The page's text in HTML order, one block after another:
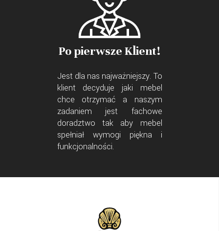
Po pierwsze Klient!
Jest dla nas najważniejszy. To
klient decyduje jaki mebel
chce otrzymać a naszym
zadaniem jest fachowe
doradztwo tak aby mebel
spełniał wymogi piękna i
funkcjonalności.